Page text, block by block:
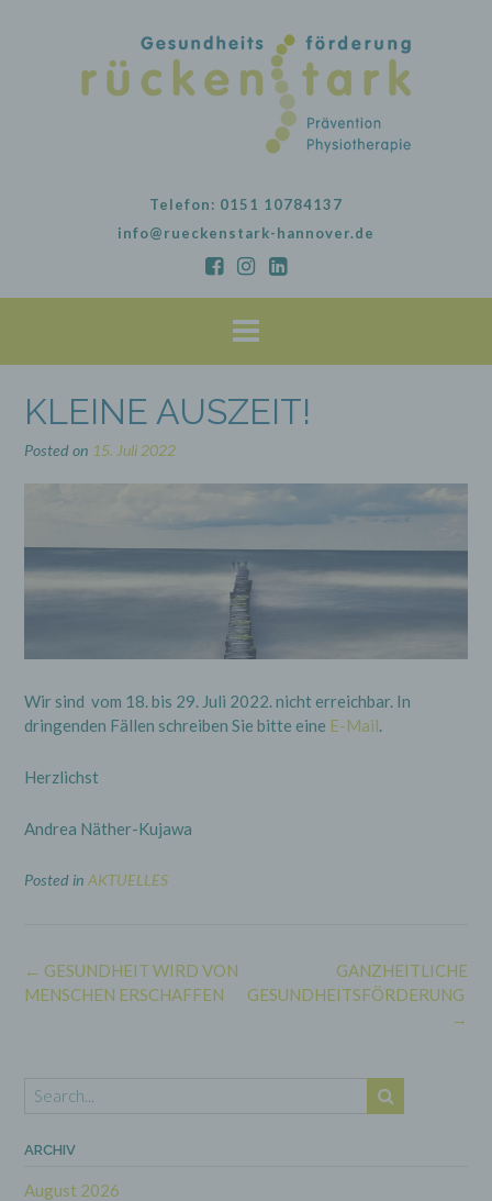
Telefon: 0151 10784137
info@rueckenstark-hannover.de
KLEINE AUSZEIT!
Posted on 15. Juli 2022
Wir sind vom 18. bis 29. Juli 2022. nicht erreichbar. In
dringenden Fällen schreiben Sie bitte eine E-Mail.
Herzlichst
Andrea Näther-Kujawa
Posted in AKTUELLES
Post
navigation
GANZHEITLICHE
GESUNDHEITSFÖRDERUNG
→
← GESUNDHEIT WIRD VON
MENSCHEN ERSCHAFFEN
ARCHIV
August 2026